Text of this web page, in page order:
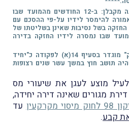
אם רכישת הדירה הייתה מקבלן: ב-12 החודשים מהמועד שבו
להימסר לידיו על-פי ההסכם עם
בשל נסיבות שאינן בשליטתו של
מהמועד שבו נמסרה לידיו החזקה בדירה
מוגדר בסעיף 14(א) לפקודה כ
"יחיד
תושב חוץ במשך עשר שנים רצופות
מוצע לעגן את שיעורי מס
מגורים שאינה דירה יחידה,
מיסוי מקרקעין
עד
קבע.